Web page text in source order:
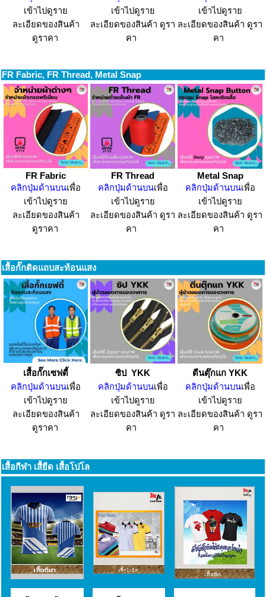
เข้าไปดูราย
ละเอียดของสินค้า
ดูราคา
เข้าไปดูราย
ละเอียดของสินค้า ดูรา
คา
เข้าไปดูราย
ละเอียดของสินค้า ดูรา
คา
FR Fabric, FR Thread, Metal Snap
FR Fabric
คลิกปุ่มด้านบนเพื่อ
เข้าไปดูราย
ละเอียดของสินค้า
ดูราคา
FR Thread
คลิกปุ่มด้านบนเพื่อ
เข้าไปดูราย
ละเอียดของสินค้า ดูรา
คา
Metal Snap
คลิกปุ่มด้านบนเพื่อ
เข้าไปดูราย
ละเอียดของสินค้า ดูรา
คา
เสื้อกั๊กติดแถบสะท้อนแสง
เสื้อกั๊กเซฟตี้
คลิกปุ่มด้านบนเพื่อ
เข้าไปดูราย
ละเอียดของสินค้า
ดูราคา
ซิป YKK
คลิกปุ่มด้านบนเพื่อ
เข้าไปดูราย
ละเอียดของสินค้า ดูรา
คา
ตีนตุ๊กแก YKK
คลิกปุ่มด้านบนเพื่อ
เข้าไปดูราย
ละเอียดของสินค้า ดูรา
คา
เสื้อกีฬา เสื้ยืด เสื้อโปโล